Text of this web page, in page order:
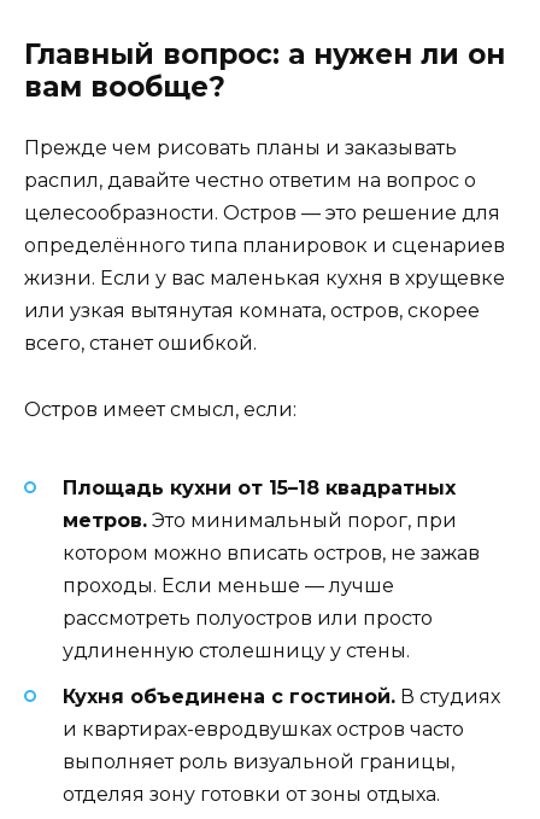
Главный вопрос: а нужен ли он
вам вообще?
Прежде чем рисовать планы и заказывать
распил, давайте честно ответим на вопрос о
целесообразности. Остров — это решение для
определённого типа планировок и сценариев
жизни. Если у вас маленькая кухня в хрущевке
или узкая вытянутая комната, остров, скорее
всего, станет ошибкой.
Остров имеет смысл, если:
Площадь кухни от 15–18 квадратных
метров. Это минимальный порог, при
котором можно вписать остров, не зажав
проходы. Если меньше — лучше
рассмотреть полуостров или просто
удлиненную столешницу у стены.
Кухня объединена с гостиной. В студиях
и квартирах-евродвушках остров часто
выполняет роль визуальной границы,
отделяя зону готовки от зоны отдыха.